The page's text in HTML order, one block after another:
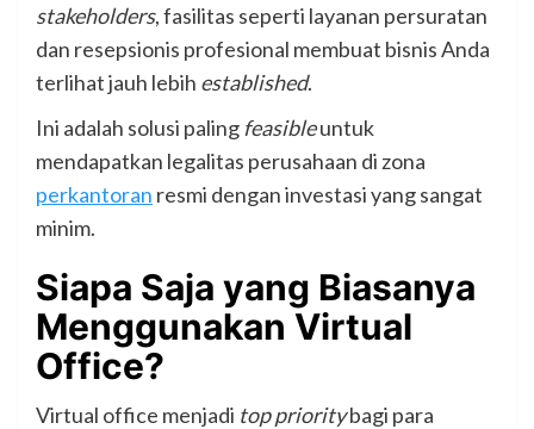
stakeholders, fasilitas seperti layanan persuratan
dan resepsionis profesional membuat bisnis Anda
terlihat jauh lebih established.
Ini adalah solusi paling feasibleuntuk
mendapatkan legalitas perusahaan di zona
perkantoran resmi dengan investasi yang sangat
minim.
Siapa Saja yang Biasanya
Menggunakan Virtual
Office?
Virtual office menjadi top prioritybagi para